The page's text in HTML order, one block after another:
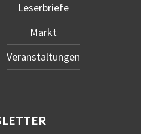
Leserbriefe
Markt
Veranstaltungen